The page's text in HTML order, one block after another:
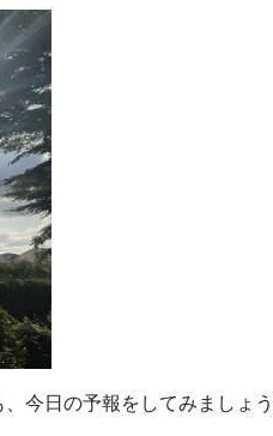
、今日の予報をしてみましょ